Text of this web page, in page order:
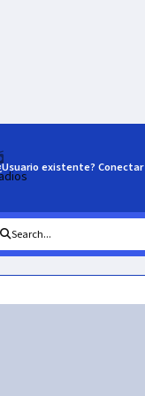
existente? Conectar
Search...